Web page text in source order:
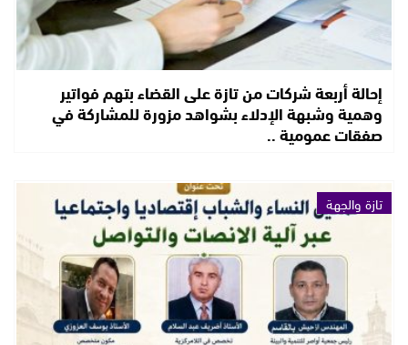
إحالة أربعة شركات من تازة على القضاء بتهم فواتير
وهمية وشبهة الإدلاء بشواهد مزورة للمشاركة في
صفقات عمومية ..
تازة والجهة